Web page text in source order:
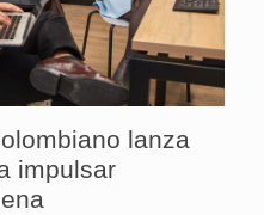
lanza
impulsar